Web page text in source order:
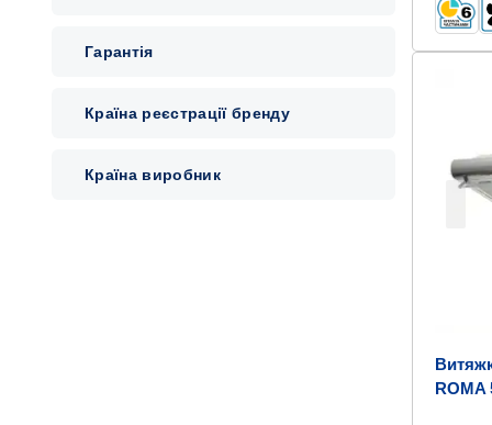
Гарантія
Країна реєстрації бренду
Країна виробник
ROMA